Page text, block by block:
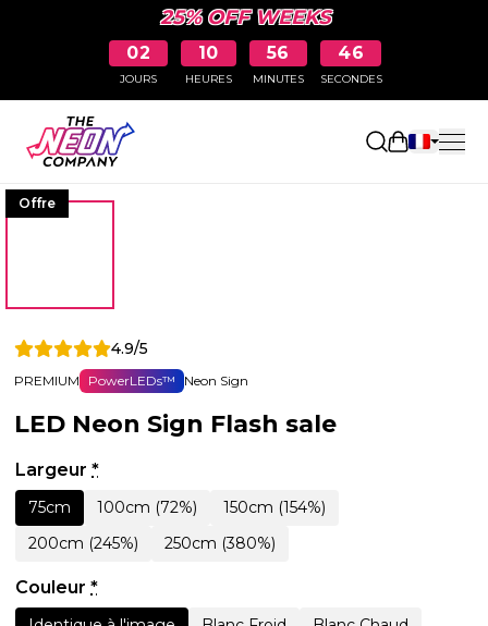
25% OFF WEEKS
02
JOURS
10
HEURES
56
MINUTES
46
SECONDES
Ouvrir le
Offre
4.9/5
PREMIUM PowerLEDs™ Neon Sign
LED Neon Sign Flash sale
Largeur *
75cm 100cm (72%)
150cm (154%)
200cm (245%)
250cm (380%)
Couleur *